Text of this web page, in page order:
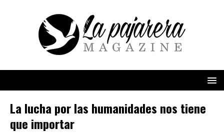
La lucha por las humanidades nos tiene
que importar